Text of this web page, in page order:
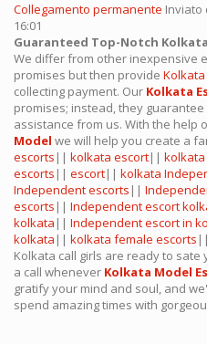
Collegamento permanente Inviato
16:01
Guaranteed Top-Notch
We differ from other inexpensive
promises but then provide
collecting payment. Our Kolkata
promises; instead, they
assistance from us. With the help
Model we will help you create a
escorts || kolkata escort||
escorts || escort|| kolkata
Independent escorts ||
escorts || Independent escort
kolkata || Independent escort in
kolkata || kolkata female escorts ||
Kolkata call girls are ready to
a call whenever Kolkata Model
gratify your mind and soul, and
spend amazing times with